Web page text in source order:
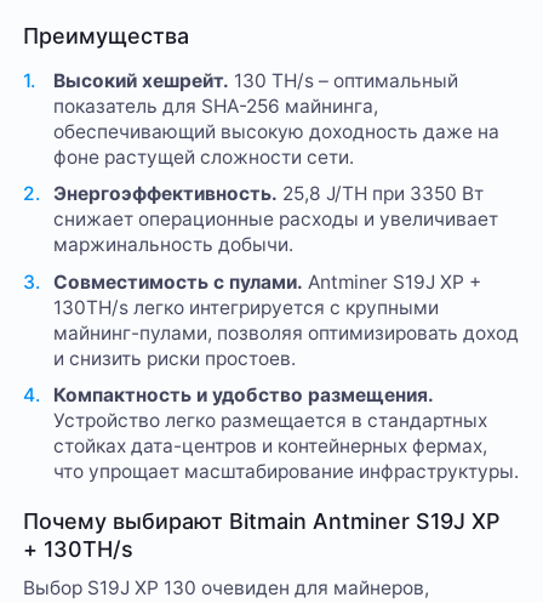
Преимущества
Высокий хешрейт. 130 TH/s – оптимальный
показатель для SHA-256 майнинга,
обеспечивающий высокую доходность даже на
фоне растущей сложности сети.
Энергоэффективность. 25,8 J/TH при 3350 Вт
снижает операционные расходы и увеличивает
маржинальность добычи.
Совместимость с пулами. Antminer S19J XP +
130TH/s легко интегрируется с крупными
майнинг-пулами, позволяя оптимизировать доход
и снизить риски простоев.
Компактность и удобство размещения.
Устройство легко размещается в стандартных
стойках дата-центров и контейнерных фермах,
что упрощает масштабирование инфраструктуры.
Почему выбирают Bitmain Antminer S19J XP
+ 130TH/s
Выбор S19J XP 130 очевиден для майнеров,